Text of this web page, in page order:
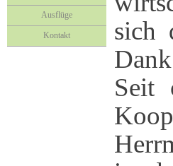
Ausflüge
Kontakt
sich
Seit